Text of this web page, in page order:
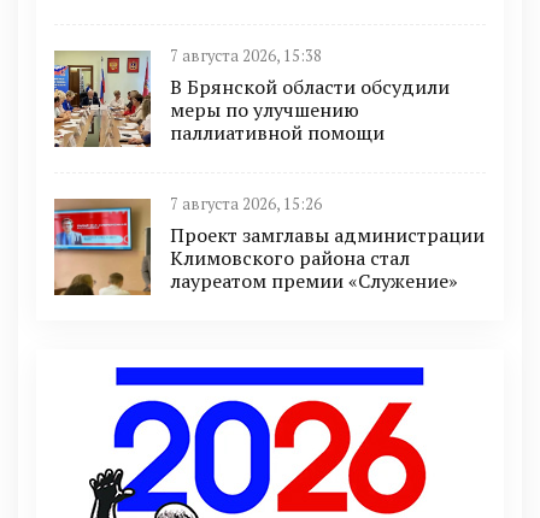
7 августа 2026, 15:38
В Брянской области обсудили
меры по улучшению
паллиативной помощи
7 августа 2026, 15:26
Проект замглавы администрации
Климовского района стал
лауреатом премии «Служение»